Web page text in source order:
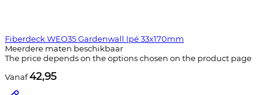
Fiberdeck WEO35 Gardenwall Ipé 33x170mm
Meerdere maten beschikbaar
The price depends on the options chosen on the product page
Vanaf42,95